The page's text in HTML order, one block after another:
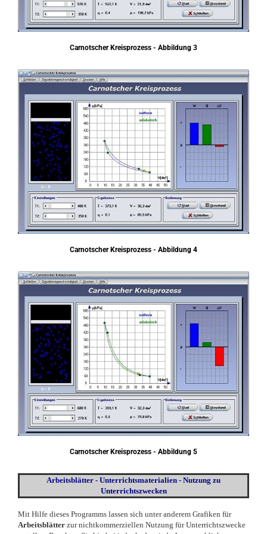
Carnotscher Kreisprozess - Abbildung 3
Carnotscher Kreisprozess - Abbildung 4
Carnotscher Kreisprozess - Abbildung 5
Arbeitsblätter - Unterrichtsmaterialien - Nutzung zu
Unterrichtszwecken
Mit Hilfe dieses Programms lassen sich unter anderem Grafiken für
Arbeitsblätter zur nichtkommerziellen Nutzung für Unterrichtszwecke